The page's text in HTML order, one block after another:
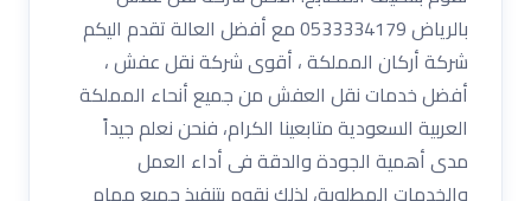
بالرياض 0533334179 مع أفضل العالة تقدم اليكم
شركة أركان المملكة ، أقوى شركة نقل عفش ،
أفضل خدمات نقل العفش من جميع أنحاء المملكة
العربية السعودية متابعينا الكرام، فنحن نعلم جيداً
مدى أهمية الجودة والدقة فى أداء العمل